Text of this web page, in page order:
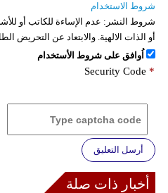
شروط الاستخدام
شروط النشر: عدم الإساءة للكاتب أو
أو الذات الالهية. والابتعاد عن التحريض
اُوافق على شروط الأستخدام
Security Code *
أرسل التعليق
أخبار ذات صلة